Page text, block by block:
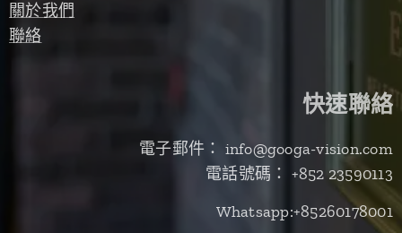
關於我們
聯絡
快速聯絡
電子郵件： info@googa-vision.com
電話號碼： +852 23590113
Whatsapp:+85260178001